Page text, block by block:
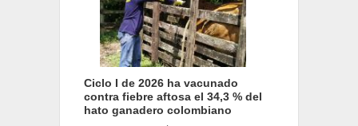
Ciclo I de 2026 ha vacunado
contra fiebre aftosa el 34,3 % del
hato ganadero colombiano